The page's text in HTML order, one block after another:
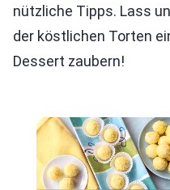
nützliche Tipps. Lass
der köstlichen Torten
Dessert zaubern!